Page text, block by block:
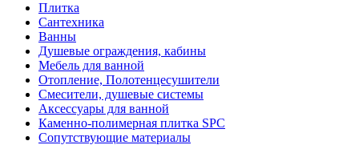
Плитка
Сантехника
Ванны
Душевые ограждения, кабины
Мебель для ванной
Отопление, Полотенцесушители
Смесители, душевые системы
Аксессуары для ванной
Каменно-полимерная плитка SPC
Сопутствующие материалы